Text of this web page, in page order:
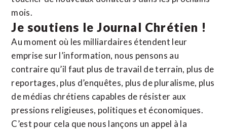
mois.
Je soutiens le Journal Chrétien !
Au moment où les milliardaires étendent leur
emprise sur l’information, nous pensons au
contraire qu’il faut plus de travail de terrain, plus de
reportages, plus d’enquêtes, plus de pluralisme, plus
de médias chrétiens capables de résister aux
pressions religieuses, politiques et économiques.
C’est pour cela que nous lançons un appel à la